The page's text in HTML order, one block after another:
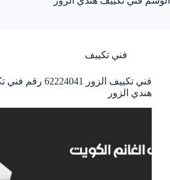
فني تكييف
فني تكييف الزور
هندي الزور